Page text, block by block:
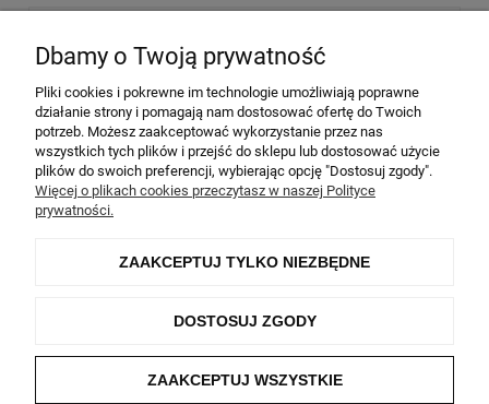
WYŚLIJ
O nas
Dbamy o Twoją prywatność
Pliki cookies i pokrewne im technologie umożliwiają poprawne
działanie strony i pomagają nam dostosować ofertę do Twoich
potrzeb. Możesz zaakceptować wykorzystanie przez nas
wszystkich tych plików i przejść do sklepu lub dostosować użycie
plików do swoich preferencji, wybierając opcję "Dostosuj zgody".
Więcej o plikach cookies przeczytasz w naszej Polityce
prywatności.
ZAAKCEPTUJ TYLKO NIEZBĘDNE
DOSTOSUJ ZGODY
ZAAKCEPTUJ WSZYSTKIE